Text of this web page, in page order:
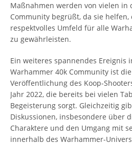
Maßnahmen werden von vielen in
Community begrüßt, da sie
respektvolles Umfeld für alle
zu gewährleisten.
Ein weiteres spannendes Ereignis
Warhammer 40k Community ist
Veröffentlichung des Koop-
Jahr 2022, die bereits bei vielen
Begeisterung sorgt. Gleichzeitig
Diskussionen, insbesondere über
Charaktere und den Umgang mit
innerhalb des Warhammer-